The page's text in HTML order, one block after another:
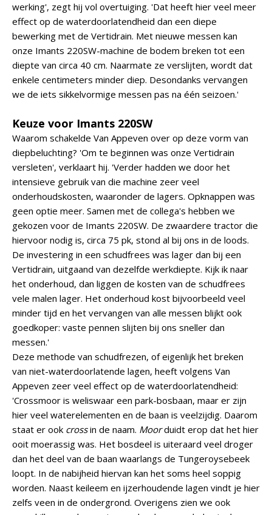
werking', zegt hij vol overtuiging. 'Dat heeft hier veel meer
effect op de waterdoorlatendheid dan een diepe
bewerking met de Vertidrain. Met nieuwe messen kan
onze Imants 220SW-machine de bodem breken tot een
diepte van circa 40 cm. Naarmate ze verslijten, wordt dat
enkele centimeters minder diep. Desondanks vervangen
we de iets sikkelvormige messen pas na één seizoen.'
Keuze voor Imants 220SW
Waarom schakelde Van Appeven over op deze vorm van
diepbeluchting? 'Om te beginnen was onze Vertidrain
versleten', verklaart hij. 'Verder hadden we door het
intensieve gebruik van die machine zeer veel
onderhoudskosten, waaronder de lagers. Opknappen was
geen optie meer. Samen met de collega's hebben we
gekozen voor de Imants 220SW. De zwaardere tractor die
hiervoor nodig is, circa 75 pk, stond al bij ons in de loods.
De investering in een schudfrees was lager dan bij een
Vertidrain, uitgaand van dezelfde werkdiepte. Kijk ik naar
het onderhoud, dan liggen de kosten van de schudfrees
vele malen lager. Het onderhoud kost bijvoorbeeld veel
minder tijd en het vervangen van alle messen blijkt ook
goedkoper: vaste pennen slijten bij ons sneller dan
messen.'
Deze methode van schudfrezen, of eigenlijk het breken
van niet-waterdoorlatende lagen, heeft volgens Van
Appeven zeer veel effect op de waterdoorlatendheid:
'Crossmoor is weliswaar een park-bosbaan, maar er zijn
hier veel waterelementen en de baan is veelzijdig. Daarom
staat er ook crossin de naam. Moorduidt erop dat het hier
ooit moerassig was. Het bosdeel is uiteraard veel droger
dan het deel van de baan waarlangs de Tungeroysebeek
loopt. In de nabijheid hiervan kan het soms heel soppig
worden. Naast keileem en ijzerhoudende lagen vindt je hier
zelfs veen in de ondergrond. Overigens zien we ook